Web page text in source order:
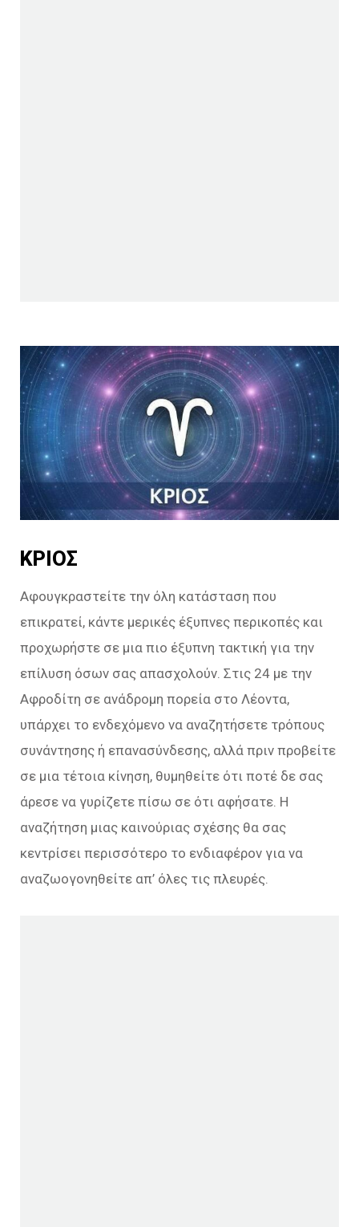
ΚΡΙΟΣ
Αφουγκραστείτε την όλη κατάσταση που
επικρατεί, κάντε μερικές έξυπνες περικοπές και
προχωρήστε σε μια πιο έξυπνη τακτική για την
επίλυση όσων σας απασχολούν. Στις 24 με την
Αφροδίτη σε ανάδρομη πορεία στο Λέοντα,
υπάρχει το ενδεχόμενο να αναζητήσετε τρόπους
συνάντησης ή επανασύνδεσης, αλλά πριν προβείτε
σε μια τέτοια κίνηση, θυμηθείτε ότι ποτέ δε σας
άρεσε να γυρίζετε πίσω σε ότι αφήσατε. Η
αναζήτηση μιας καινούριας σχέσης θα σας
κεντρίσει περισσότερο το ενδιαφέρον για να
αναζωογονηθείτε απ’ όλες τις πλευρές.